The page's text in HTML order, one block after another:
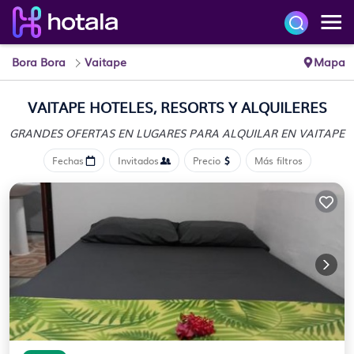
Bora Bora Vaitape Mapa
VAITAPE HOTELES, RESORTS Y ALQUILERES
GRANDES OFERTAS EN LUGARESPARA ALQUILAR EN VAITAPE
Fechas Invitados Precio Más filtros